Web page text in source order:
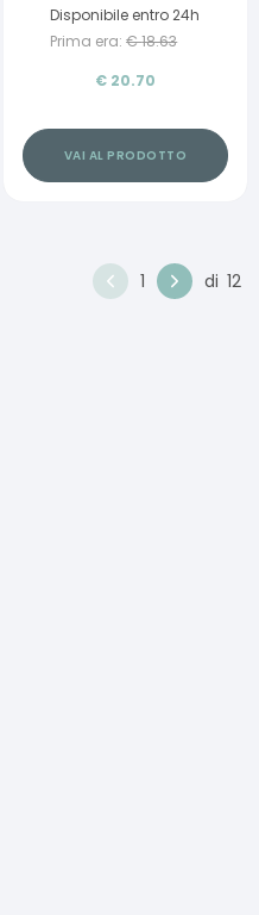
Disponibile entro 24h
Prima era: €18.63
€ 20.70
VAI AL PRODOTTO
1 di 12